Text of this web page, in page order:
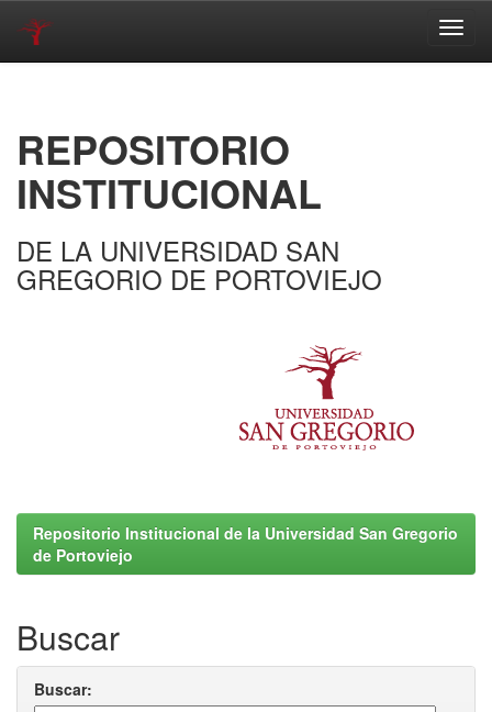
REPOSITORIO
INSTITUCIONAL
DE LA UNIVERSIDAD SAN
GREGORIO DE PORTOVIEJO
Repositorio Institucional de la Universidad San Gregorio
de Portoviejo
Buscar
Buscar: